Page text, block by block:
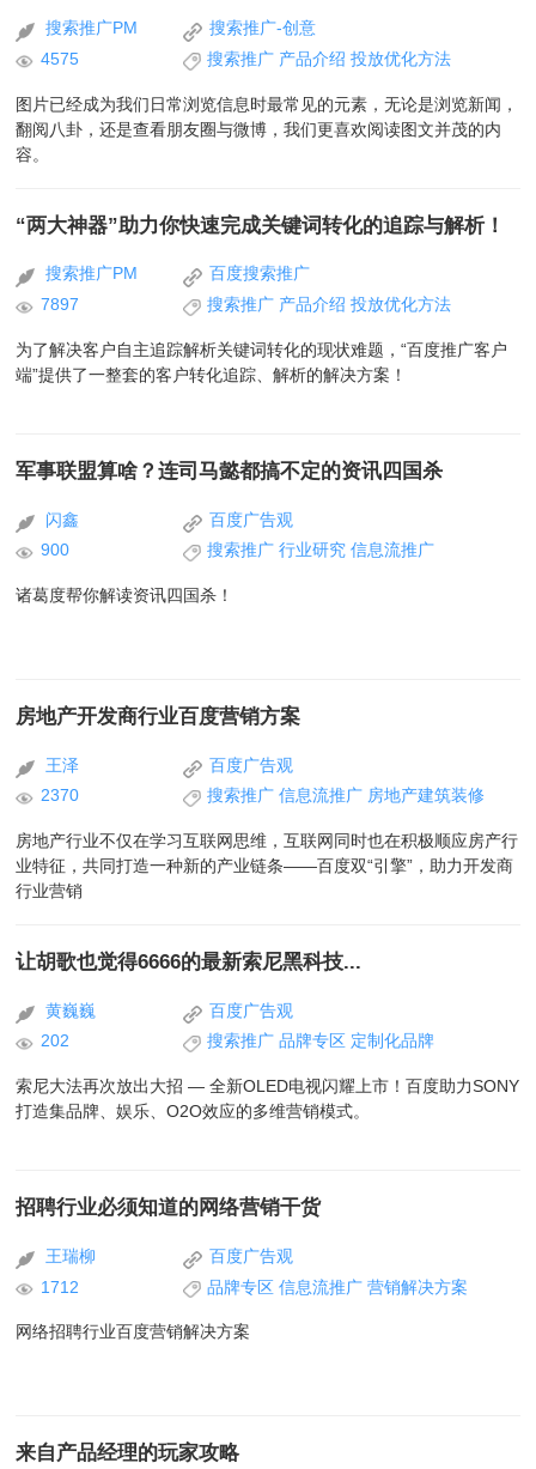
搜索推广PM
搜索推广-创意
4575
搜索推广 产品介绍 投放优化方法
图片已经成为我们日常浏览信息时最常见的元素，无论是浏览新闻，
翻阅八卦，还是查看朋友圈与微博，我们更喜欢阅读图文并茂的内
容。
“两大神器”助力你快速完成关键词转化的追踪与解析！
搜索推广PM
百度搜索推广
7897
搜索推广 产品介绍 投放优化方法
为了解决客户自主追踪解析关键词转化的现状难题，“百度推广客户
端”提供了一整套的客户转化追踪、解析的解决方案！
军事联盟算啥？连司马懿都搞不定的资讯四国杀
闪鑫
百度广告观
900
搜索推广 行业研究 信息流推广
诸葛度帮你解读资讯四国杀！
房地产开发商行业百度营销方案
王泽
百度广告观
2370
搜索推广 信息流推广 房地产建筑装修
房地产行业不仅在学习互联网思维，互联网同时也在积极顺应房产行
业特征，共同打造一种新的产业链条——百度双“引擎”，助力开发商
行业营销
让胡歌也觉得6666的最新索尼黑科技...
黄巍巍
百度广告观
202
搜索推广 品牌专区 定制化品牌
索尼大法再次放出大招 — 全新OLED电视闪耀上市！百度助力SONY
打造集品牌、娱乐、O2O效应的多维营销模式。
招聘行业必须知道的网络营销干货
王瑞柳
百度广告观
1712
品牌专区 信息流推广 营销解决方案
网络招聘行业百度营销解决方案
来自产品经理的玩家攻略